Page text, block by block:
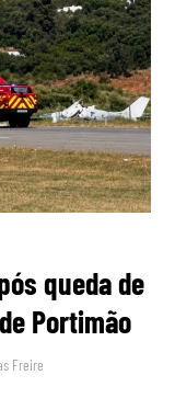
queda de
Portimão
Freire